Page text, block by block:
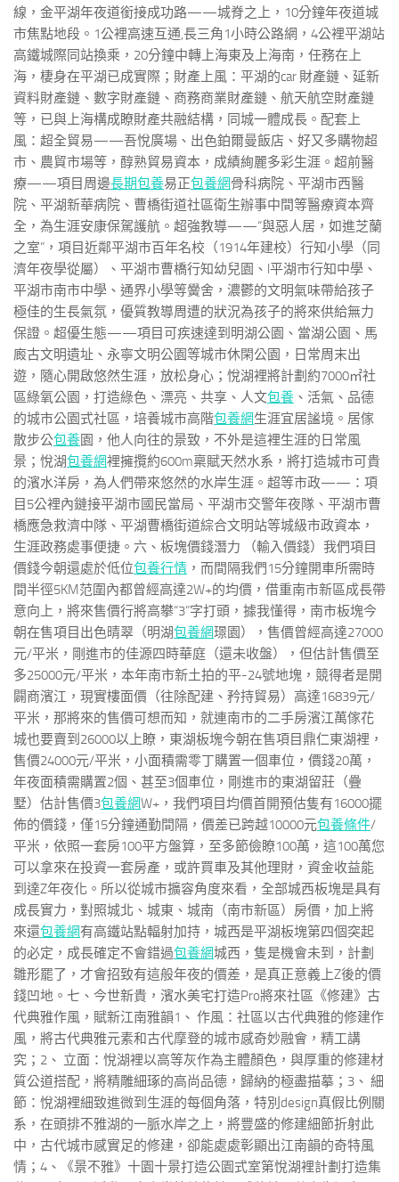
線，金平湖年夜道銜接成功路——城脊之上，10分鐘年夜道城
市焦點地段。1公裡高速互通,長三角1小時公路網，4公裡平湖站
高鐵城際同站換乘，20分鐘中轉上海東及上海南，任務在上
海，棲身在平湖已成實際；財產上風：平湖的car 財產鏈、延新
資料財產鏈、數字財產鏈、商務商業財產鏈、航天航空財產鏈
等，已與上海構成瞭財產共融結構，同城一體成長。配套上
風：超全貿易——吾悅廣場、出色鉑爾曼飯店、好又多購物超
市、農貿市場等，醇熟貿易資本，成績絢麗多彩生涯。超前醫
療——項目周邊長期包養易正包養網骨科病院、平湖市西醫
院、平湖新華病院、曹橋街道社區衛生辦事中間等醫療資本齊
全，為生涯安康保駕護航。超強教導——“與惡人居，如進芝蘭
之室”，項目近鄰平湖市百年名校（1914年建校）行知小學（同
濟年夜學從屬）、平湖市曹橋行知幼兒園、l平湖市行知中學、
平湖市南市中學、通界小學等黌舍，濃鬱的文明氣味帶給孩子
極佳的生長氣氛，優質教導周遭的狀況為孩子的將來供給無力
保證。超優生態——項目可疾速達到明湖公園、當湖公園、馬
廄古文明遺址、永寧文明公園等城市休閑公園，日常周末出
遊，隨心開啟悠然生涯，放松身心；悅湖裡將計劃約7000㎡社
區綠氧公園，打造綠色、漂亮、共享、人文包養 、活氣、品德
的城市公園式社區，培養城市高階包養網生涯宜居謐境。居傢
散步公包養園，他人向往的景致，不外是這裡生涯的日常風
景；悅湖包養網裡擁攬約600m稟賦天然水系，將打造城市可貴
的濱水洋房，為人們帶來悠然的水岸生涯。超等市政——：項
目5公裡內鏈接平湖市國民當局、平湖市交警年夜隊、平湖市曹
橋應急救濟中隊、平湖曹橋街道綜合文明站等城級市政資本，
生涯政務處事便捷。六、板塊價錢潛力 （輸入價錢）我們項目
價錢今朝還處於低位包養行情 ，而間隔我們15分鐘開車所需時
間半徑5KM范圍內都曾經高達2W+的均價，借重南市新區成長帶
意向上，將來售價行將高攀“3”字打頭，據我懂得，南市板塊今
朝在售項目出色晴翠（明湖包養網璟園），售價曾經高達27000
元/平米，剛進市的佳源四時華庭（還未收盤），但估計售價至
多25000元/平米，本年南市新土拍的平-24號地塊，競得者是開
闢商濱江，現實樓面價（往除配建、矜持貿易）高達16839元/
平米，那將來的售價可想而知，就連南市的二手房濱江萬傢花
城也要賣到26000以上瞭，東湖板塊今朝在售項目鼎仁東湖裡，
售價24000元/平米，小面積需零丁購置一個車位，價錢20萬，
年夜面積需購置2個、甚至3個車位，剛進市的東湖留莊（疊
墅）估計售價3包養網W+，我們項目均價首開預估隻有16000擺
佈的價錢，僅15分鐘通勤間隔，價差已跨越10000元包養條件/
平米，依照一套房100平方盤算，至多節儉瞭100萬，這100萬您
可以拿來在投資一套房產，或許買車及其他理財，資金收益能
到達Z年夜化。所以從城市擴容角度來看，全部城西板塊是具有
成長實力，對照城北、城東、城南（南市新區）房價，加上將
來還包養網有高鐵站點輻射加持，城西是平湖板塊第四個突起
的必定，成長確定不會錯過包養網城西，隻是機會未到，計劃
雛形罷了，才會招致有這般年夜的價差，是真正意義上Z後的價
錢凹地。七、今世新貴，濱水美宅打造Pro將來社區《修建》古
代典雅作風，賦新江南雅韻1、 作風：社區以古代典雅的修建作
風，將古代典雅元素和古代摩登的城市感奇妙融會，精工講
究；2、 立面：悅湖裡以高等灰作為主體顏色，與厚重的修建材
質公道搭配，將精雕細琢的高尚品德，歸納的極盡描摹；3、 細
節：悅湖裡細致進微到生涯的每個角落，特別design真假比例關
系，在頭排不雅湖的一脈水岸之上，將豐盛的修建細節折射此
中，古代城市感實足的修建，卻能處處彰顯出江南韻的奇特風
情；4、《景不雅》十園十景打造公園式室第悅湖裡計劃打造集